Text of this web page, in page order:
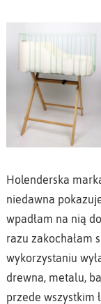
Holenderska
niedawna
wpadłam na nią
razu zakochałam
wykorzystaniu
drewna, metalu,
przede wszystkim